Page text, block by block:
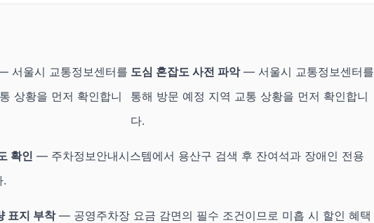
서울시 교통정보센터를
상황을 먼저 확인합니
도심 혼잡도 사전 파악— 서울시 교통정보센터를
통해 방문 예정 지역 교통 상황을 먼저 확인합니
다.
확인 — 주차정보안내시스템에서 용산구 검색 후 잔여석과 장애인 전용
.
표지 부착— 공영주차장 요금 감면의 필수 조건이므로 미흡 시 할인 혜택